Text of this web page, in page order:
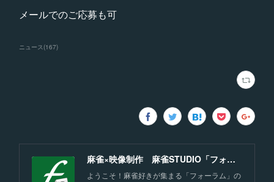
メールでのご応募も可
ニュース(167)
麻雀×映像制作 麻雀STUDIO「フォーラム」福岡
ようこそ！麻雀好きが集まる「フォーラム」の